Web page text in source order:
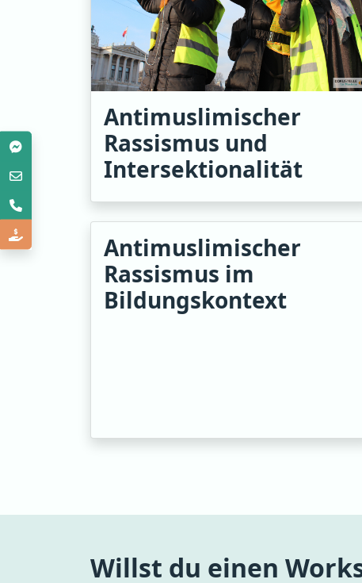
Antimuslimischer
Rassismus und
Intersektionalität
Antimuslimischer
Rassismus im
Bildungskontext
Willst du einen